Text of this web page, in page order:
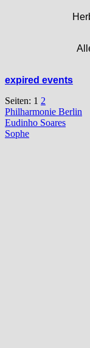
expired events
Seiten: 1 2
Philharmonie Berlin
Vorheriger
Beitrag:
Eudinho Soares
Nächster
Sophe